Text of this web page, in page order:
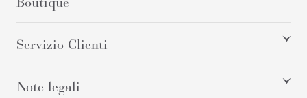
Servizio Clienti
Note legali